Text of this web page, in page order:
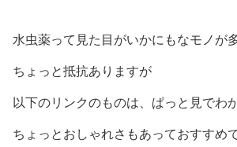
水虫薬って見た目がいかにもなモノが
ちょっと抵抗ありますが
以下のリンクのものは、ぱっと見でわ
ちょっとおしゃれさもあっておすすめ